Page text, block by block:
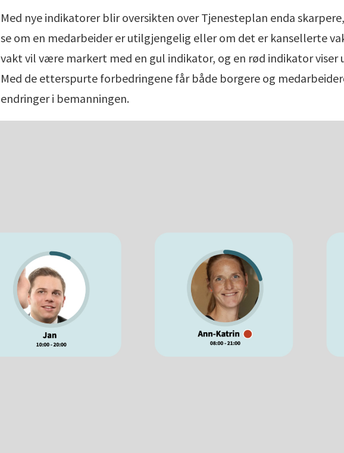
Med nye indikatorer blir oversikten over Tjenesteplan enda
se om en medarbeider er utilgjengelig eller om det er kansellerte
vakt vil være markert med en gul indikator, og en rød indikator
Med de etterspurte forbedringene får både borgere og
endringer i bemanningen.